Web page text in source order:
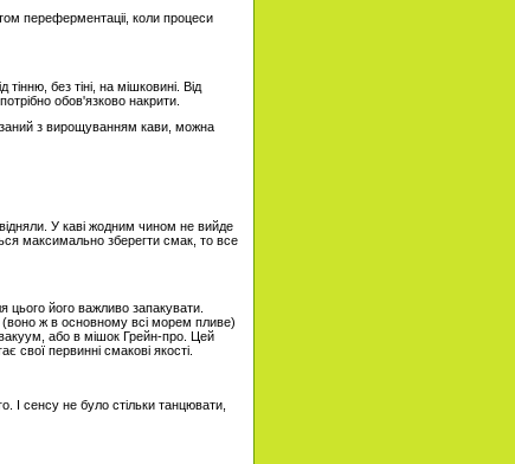
переферментаціі, коли процеси
без тіні, на мішковині. Від
обов'язково накрити.
з вирощуванням кави, можна
У каві жодним чином не вийде
максимально зберегти смак, то все
цього його важливо запакувати.
ж в основному всі морем пливе)
або в мішок Грейн-про. Цей
свої первинні смакові якості.
І сенсу не було стільки танцювати,